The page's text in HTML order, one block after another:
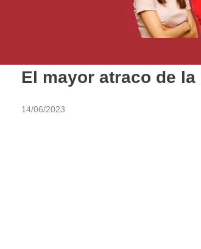
El mayor atraco de
14/06/2023